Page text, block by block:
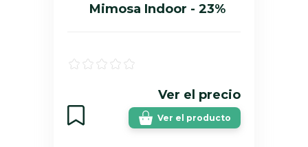
Mimosa Indoor - 23%
Ver el precio
Ver el producto